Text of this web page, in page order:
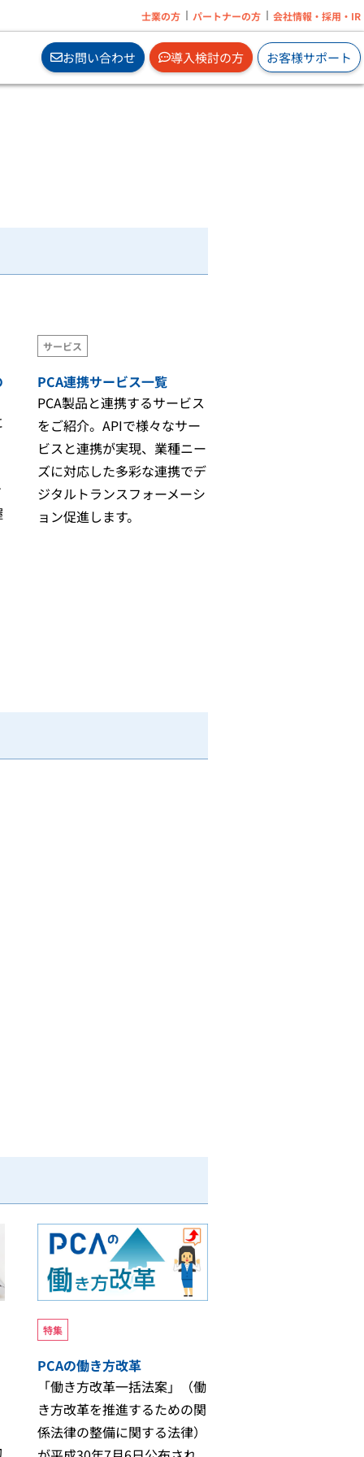
士業の方 パートナーの方 会社情報・採用・IR
企業に必要なメンタルヘルス対策サービスを
オンラインで手軽に導入。
ストレスチェックービス「ORIZIN」
相談窓口アウトソーシング「MeIT」
メンタルヘルス研修「humany」
パルスサーベイ「Res-Q」
勤怠管理「クロノスPerformance」
お問い合わせ 導入検討の方 お客様サポート
サービス
PCA連携サービス一覧
PCA製品と連携するサービス
をご紹介。APIで様々なサー
ビスと連携が実現、業種ニー
ズに対応した多彩な連携でデ
ジタルトランスフォーメーシ
ョン促進します。
特集
PCAの働き方改革
「働き方改革一括法案」（働
き方改革を推進するための関
係法律の整備に関する法律）